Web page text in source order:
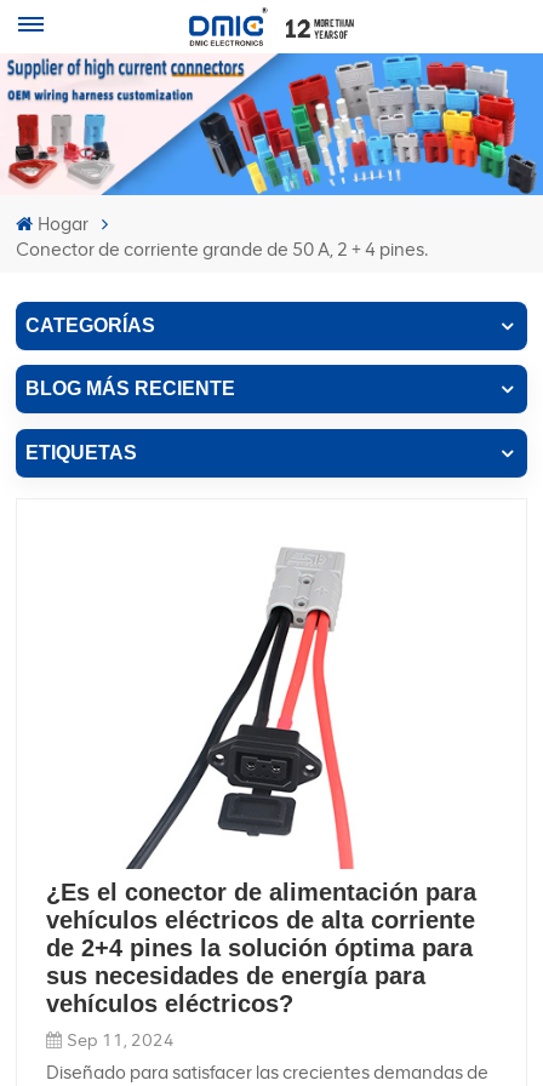
Hogar
Conector de corriente grande de 50 A, 2 + 4 pines.
CATEGORÍAS
BLOG MÁS RECIENTE
ETIQUETAS
¿Es el conector de alimentación para
vehículos eléctricos de alta corriente
de 2+4 pines la solución óptima para
sus necesidades de energía para
vehículos eléctricos?
Sep 11, 2024
Diseñado para satisfacer las crecientes demandas de